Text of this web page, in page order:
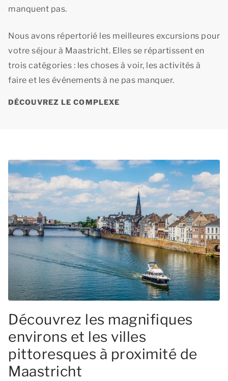
manquent pas.
Nous avons répertorié les meilleures excursions pour
votre séjour à Maastricht. Elles se répartissent en
trois catégories : les choses à voir, les activités à
faire et les événements à ne pas manquer.
DÉCOUVREZ LE COMPLEXE
Découvrez les magnifiques
environs et les villes
pittoresques à proximité de
Maastricht